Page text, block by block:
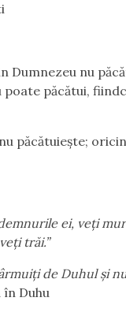
Dumnezeu nu
poate păcătui,
păcătuieşte;
ei, veţi
trăi.”
de Duhul şi
Duhu